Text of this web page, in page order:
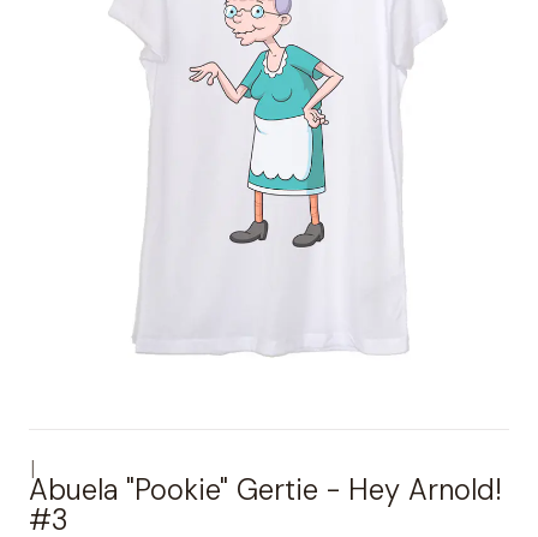
|
Abuela "Pookie" Gertie - Hey Arnold!
#3